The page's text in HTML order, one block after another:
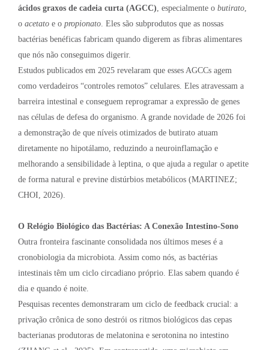
ácidos graxos de cadeia curta (AGCC), especialmente o butirato,
o acetato e o propionato. Eles são subprodutos que as nossas
bactérias benéficas fabricam quando digerem as fibras alimentares
que nós não conseguimos digerir.
Estudos publicados em 2025 revelaram que esses AGCCs agem
como verdadeiros “controles remotos” celulares. Eles atravessam a
barreira intestinal e conseguem reprogramar a expressão de genes
nas células de defesa do organismo. A grande novidade de 2026 foi
a demonstração de que níveis otimizados de butirato atuam
diretamente no hipotálamo, reduzindo a neuroinflamação e
melhorando a sensibilidade à leptina, o que ajuda a regular o apetite
de forma natural e previne distúrbios metabólicos (MARTINEZ;
CHOI, 2026).
O Relógio Biológico das Bactérias: A Conexão Intestino-Sono
Outra fronteira fascinante consolidada nos últimos meses é a
cronobiologia da microbiota. Assim como nós, as bactérias
intestinais têm um ciclo circadiano próprio. Elas sabem quando é
dia e quando é noite.
Pesquisas recentes demonstraram um ciclo de feedback crucial: a
privação crônica de sono destrói os ritmos biológicos das cepas
bacterianas produtoras de melatonina e serotonina no intestino